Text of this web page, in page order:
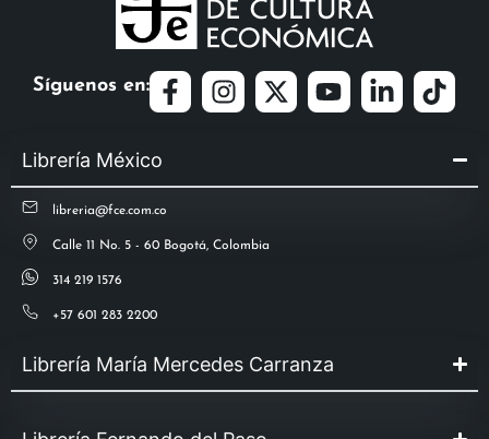
Síguenos en:
Librería México
libreria@fce.com.co
Calle 11 No. 5 - 60 Bogotá, Colombia
314 219 1576
+57 601 283 2200
Librería María Mercedes Carranza